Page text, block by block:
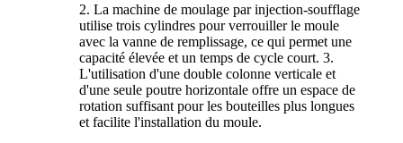
2. La machine de moulage par injection-soufflage
utilise trois cylindres pour verrouiller le moule
avec la vanne de remplissage, ce qui permet une
capacité élevée et un temps de cycle court. 3.
L'utilisation d'une double colonne verticale et
d'une seule poutre horizontale offre un espace de
rotation suffisant pour les bouteilles plus longues
et facilite l'installation du moule.